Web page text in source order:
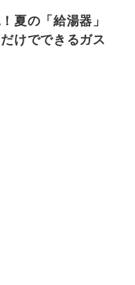
夏の「給湯器」
けでできるガス